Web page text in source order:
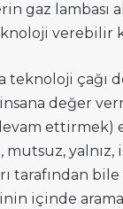
gaz lambası
verebilir
teknoloji çağı
değer
mutsuz, yalnız,
tarafından
içinde